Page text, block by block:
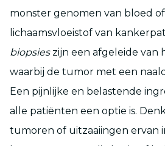
monster genomen van bloed
lichaamsvloeistof van
biopsieszijn een afgeleide van
waarbij de tumor met een
Een pijnlijke en belastende
alle patiënten een optie is.
tumoren of uitzaaiingen ervan